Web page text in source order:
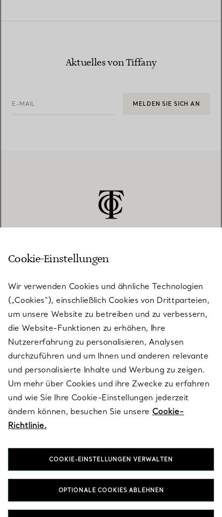
Aktuelles von Tiffany
E-MAIL MELDEN SIE SICH AN
KUNDENSERVICE
SERVICES
ÜBER TIFFANY & CO.
RECHTLICHE HINWEISE
FOLGEN SIE UNS
T&Co. 2026
Cookie-Einstellungen
Wir verwenden Cookies und ähnliche Technologien
(„Cookies“), einschließlich Cookies von Drittparteien,
um unsere Website zu betreiben und zu verbessern,
die Website-Funktionen zu erhöhen, Ihre
Nutzererfahrung zu personalisieren, Analysen
durchzuführen und um Ihnen und anderen relevante
und personalisierte Inhalte und Werbung zu zeigen.
Um mehr über Cookies und ihre Zwecke zu erfahren
und wie Sie Ihre Cookie-Einstellungen jederzeit
ändern können, besuchen Sie unsere Cookie-
Richtlinie.
COOKIE-EINSTELLUNGEN VERWALTEN
OPTIONALE COOKIES ABLEHNEN